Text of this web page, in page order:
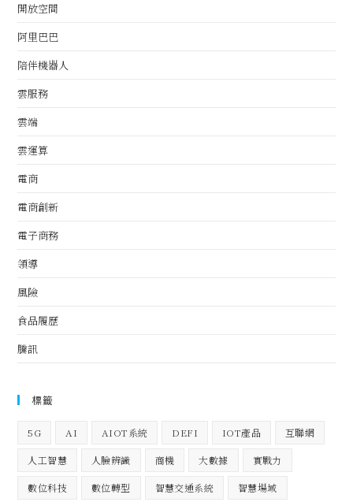
開放空間
阿里巴巴
陪伴機器人
雲服務
雲端
雲運算
電商
電商創新
電子商務
領導
風險
食品履歷
騰訊
標籤
5G AI AIOT系統 DEFI IOT產品 互聯網
人工智慧 人臉辨識 商機 大數據 實戰力
數位科技 數位轉型 智慧交通系統 智慧場域